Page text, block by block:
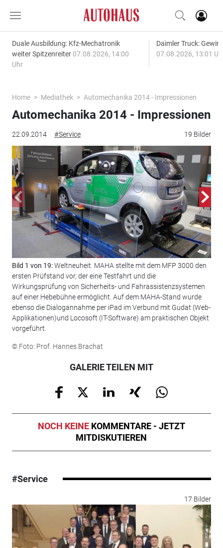
Duale Ausbildung: Kfz-Mechatronik
weiter Spitzenreiter 07.08.2026, 14:00
Uhr
Daimler Truck:
07.08.2026, 13:01
Home Mediathek Automechanika 2014 - Impressionen
22.09.2014 #Service 19 Bilder
Automechanika 2014 - Impressionen
Bild 1 von 19:Weltneuheit. MAHA stellte mit dem MFP 3000 den
ersten Prüfstand vor, der eine Testfahrt und die
Wirkungsprüfung von Sicherheits- und Fahrassistenzsystemen
auf einer Hebebühne ermöglicht. Auf dem MAHA-Stand wurde
ebenso die Dialogannahme per iPad im Verbund mit Gudat (Web-
Applikationen)und Locosoft (IT-Software) am praktischen Objekt
vorgeführt.
© Foto: Prof. Hannes Brachat
GALERIE TEILEN MIT
NOCH KEINE KOMMENTARE - JETZT
MITDISKUTIEREN
#Service
17 Bilder